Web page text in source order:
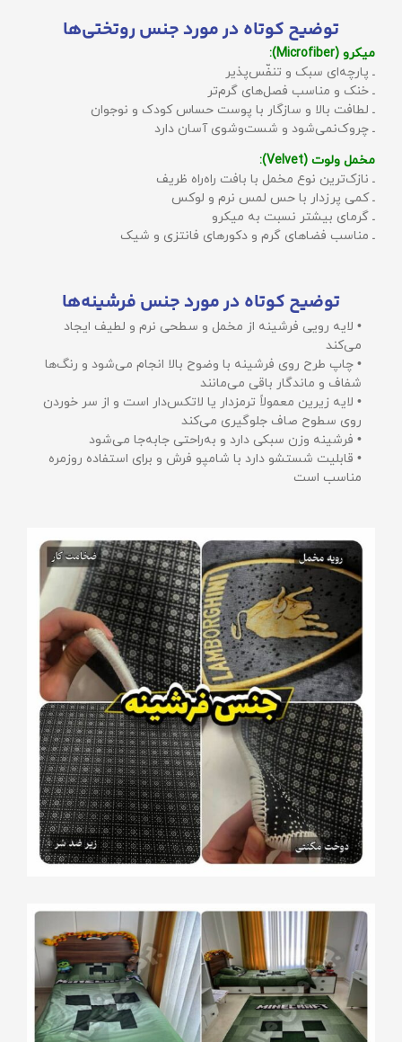
توضیح کوتاه در مورد جنس روتختی‌ها
میکرو (Microfiber):
ـ پارچه‌ای سبک و تنفّس‌پذیر
ـ خنک و مناسب فصل‌های گرم‌تر
ـ لطافت بالا و سازگار با پوست حساس کودک و نوجوان
ـ چروک‌نمی‌شود و شست‌وشوی آسان دارد
مخمل ولوت (Velvet):
ـ نازک‌ترین نوع مخمل با بافت راه‌راه ظریف
ـ کمی پرزدار با حس لمس نرم و لوکس
ـ گرمای بیشتر نسبت به میکرو
ـ مناسب فضاهای گرم و دکورهای فانتزی و شیک
توضیح کوتاه در مورد جنس فرشینه‌ها
• لایه رویی فرشینه از مخمل و سطحی نرم و لطیف ایجاد
می‌کند
• چاپ طرح روی فرشینه با وضوح بالا انجام می‌شود و رنگ‌ها
شفاف و ماندگار باقی می‌مانند
• لایه زیرین معمولاً ترمزدار یا لاتکس‌دار است و از سر خوردن
روی سطوح صاف جلوگیری می‌کند
• فرشینه وزن سبکی دارد و به‌راحتی جابه‌جا می‌شود
• قابلیت شستشو دارد با شامپو فرش و برای استفاده روزمره
مناسب است